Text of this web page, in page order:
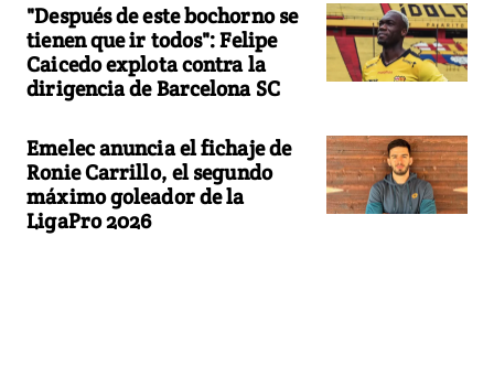
"Después de este bochorno se
tienen que ir todos": Felipe
Caicedo explota contra la
dirigencia de Barcelona SC
Emelec anuncia el fichaje de
Ronie Carrillo, el segundo
máximo goleador de la
LigaPro 2026